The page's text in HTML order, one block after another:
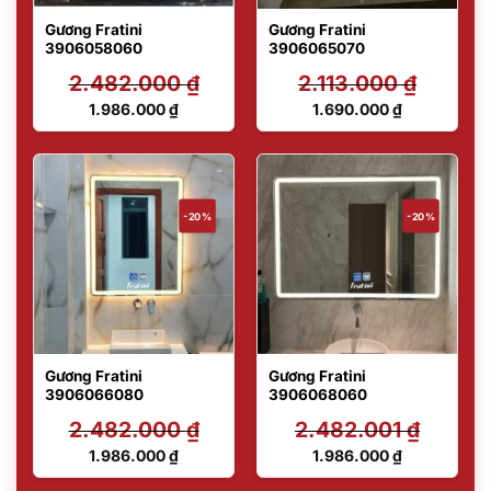
Gương Fratini
3906058060
2.482.000₫
Giá
2.482.000 ₫.
1.986.000₫
Giá
tại
là:
1.986.000 ₫.
Gương Fratini
3906065070
2.113.000₫
Giá
2.113.000 ₫.
1.690.000₫
Giá
là:
1.690.000 ₫.
-20%
Gương Fratini
3906066080
2.482.000₫
Giá
1.986.000₫
Giá
-20%
Gương Fratini
3906068060
2.482.001₫
Giá
1.986.000₫
Giá